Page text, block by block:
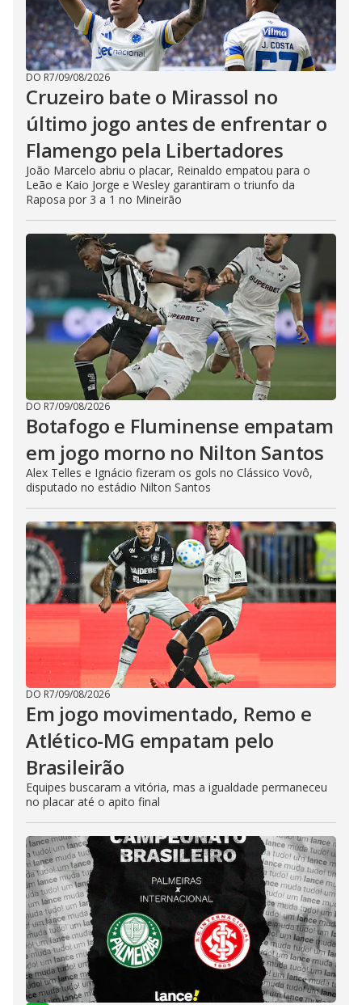
DO R7/09/08/2026
Cruzeiro bate o Mirassol no
último jogo antes de enfrentar o
Flamengo pela Libertadores
João Marcelo abriu o placar, Reinaldo empatou para o
Leão e Kaio Jorge e Wesley garantiram o triunfo da
Raposa por 3 a 1 no Mineirão
DO R7/09/08/2026
Botafogo e Fluminense empatam
em jogo morno no Nilton Santos
Alex Telles e Ignácio fizeram os gols no Clássico Vovô,
disputado no estádio Nilton Santos
DO R7/09/08/2026
Em jogo movimentado, Remo e
Atlético-MG empatam pelo
Brasileirão
Equipes buscaram a vitória, mas a igualdade permaneceu
no placar até o apito final